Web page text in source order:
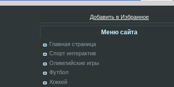
Добавить в Избранное
Меню сайта
Главная страница
Спорт интерактив
Олимпийские игры
Футбол
Хоккей